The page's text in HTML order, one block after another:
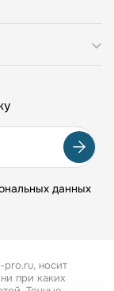
данных
pro.ru, носит
при каких